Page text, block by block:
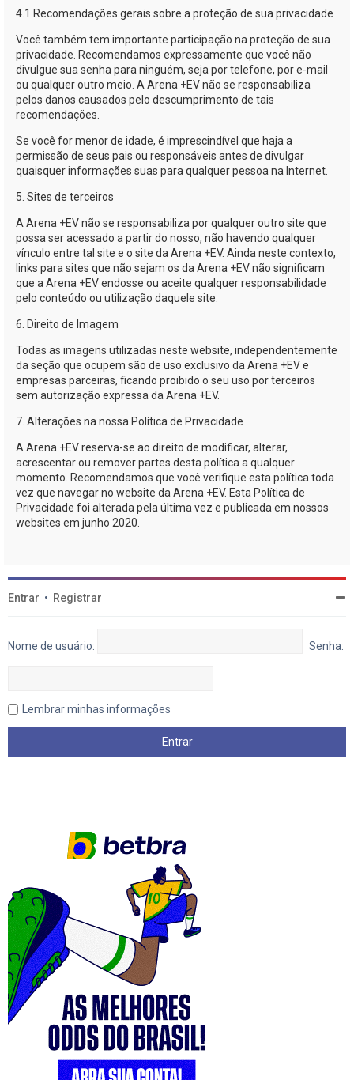
4.1. Recomendações gerais sobre a proteção de sua privacidade
Você também tem importante participação na proteção de sua
privacidade. Recomendamos expressamente que você não
divulgue sua senha para ninguém, seja por telefone, pore-mail
ou qualquer outro meio. A Arena +EVnão se responsabiliza
pelos danos causados pelo descumprimento de tais
recomendações.
Se você for menor de idade, é imprescindível que haja a
permissão de seus pais ou responsáveis antes de divulgar
quaisquer informações suas para qualquer pessoa na Internet.
5. Sites de terceiros
A Arena +EVnão se responsabiliza por qualquer outro site que
possa ser acessado a partir do nosso, não havendo qualquer
vínculo entre tal site e o site da Arena +EV. Ainda neste contexto,
links para sites que não sejam os da Arena +EVnão significam
que a Arena +EVendosse ou aceite qualquer responsabilidade
pelo conteúdo ou utilização daquele site.
6. Direito de Imagem
Todas as imagens utilizadas neste website, independentemente
da seção que ocupem são de uso exclusivo da Arena +EVe
empresas parceiras, ficando proibido o seu uso por terceiros
sem autorização expressa da Arena +EV.
7. Alterações na nossa Política de Privacidade
A Arena +EVreserva-se ao direito de modificar, alterar,
acrescentar ou remover partes desta política a qualquer
momento. Recomendamos que você verifique esta política toda
vez que navegar no website da Arena +EV. Esta Política de
Privacidade foi alterada pela última vez e publicada em nossos
websites em junho 2020.
Entrar • Registrar
Nome de usuário: Senha:
Lembrar minhas informações